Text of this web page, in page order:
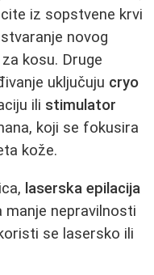
iz sopstvene krvi
novog
kosu. Druge
uključuju cryo
ili stimulator
koji se fokusira
kože.
laserska epilacija
manje nepravilnosti
se lasersko ili